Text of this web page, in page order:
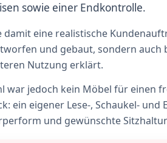
sowie einer Endkontrolle.
damit eine realistische
und gebaut, sondern auch
Nutzung erklärt.
war jedoch kein Möbel für einen
ein eigener Lese-, Schaukel-
und gewünschte